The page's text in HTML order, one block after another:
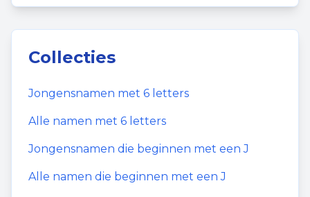
Collecties
Jongensnamen met 6 letters
Alle namen met 6 letters
Jongensnamen die beginnen met eenJ
Alle namen die beginnen met eenJ